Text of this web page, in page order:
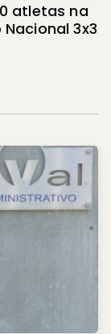
atletas na
3x3